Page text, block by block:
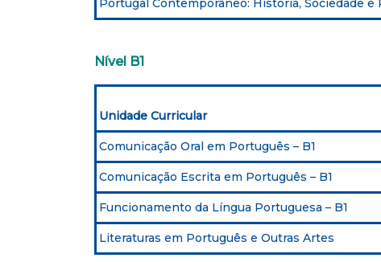
Portugal Contemporâneo: História, Sociedade e
Nível B1
Unidade Curricular
Comunicação Oral em Português – B1
Comunicação Escrita em Português – B1
Funcionamento da Língua Portuguesa – B1
Literaturas em Português e Outras Artes